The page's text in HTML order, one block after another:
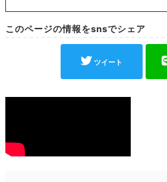
このページの情報をsnsでシェア
ツイート